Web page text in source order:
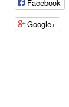
Facebook
Google+